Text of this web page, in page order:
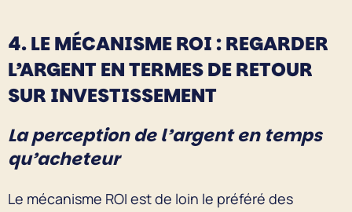
4. LE MÉCANISME ROI : REGARDER
L’ARGENT EN TERMES DE RETOUR
SUR INVESTISSEMENT
La perception de l’argent en temps
qu’acheteur
Le mécanisme ROI est de loin le préféré des